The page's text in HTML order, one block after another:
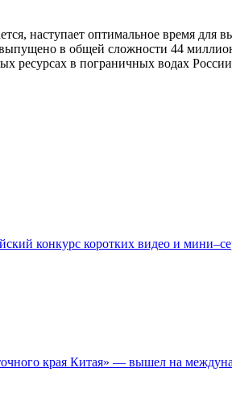
наступает оптимальное время
в общей сложности 44
ресурсах в пограничных водах
конкурс коротких видео и
края Китая» — вышел на